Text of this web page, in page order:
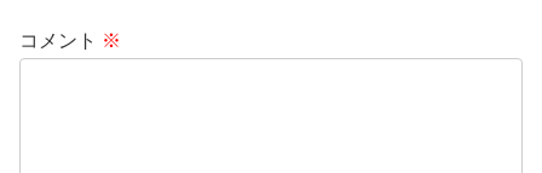
コメント ※